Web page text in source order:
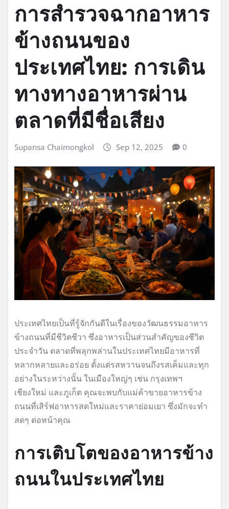
การสำรวจฉากอาหาร
ข้างถนนของ
ประเทศไทย: การเดิน
ทางทางอาหารผ่าน
ตลาดที่มีชื่อเสียง
Supansa Chaimongkol Sep 12, 2025 0
ประเทศไทยเป็นที่รู้จักกันดีในเรื่องของวัฒนธรรมอาหาร
ข้างถนนที่มีชีวิตชีวา ซึ่งอาหารเป็นส่วนสำคัญของชีวิต
ประจำวัน ตลาดที่พลุกพล่านในประเทศไทยมีอาหารที่
หลากหลายและอร่อย ตั้งแต่รสหวานจนถึงรสเค็มและทุก
อย่างในระหว่างนั้น ในเมืองใหญ่ๆ เช่น กรุงเทพฯ
เชียงใหม่ และภูเก็ต คุณจะพบกับแม่ค้าขายอาหารข้าง
ถนนที่เสิร์ฟอาหารสดใหม่และราคาย่อมเยา ซึ่งมักจะทำ
สดๆ ต่อหน้าคุณ
การเติบโตของอาหารข้าง
ถนนในประเทศไทย